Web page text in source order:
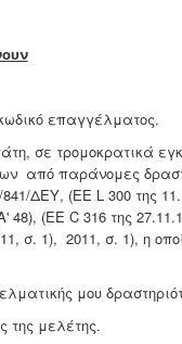
επαγγέλματος.
σε τρομοκρατικά
από παράνομες
ΔΕΥ, (ΕΕ L 300 της
48), (ΕΕ C 316 της
σ. 1), 2011, σ. 1), η
μου
της μελέτης.